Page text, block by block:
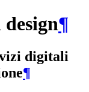
¶
digitali
¶